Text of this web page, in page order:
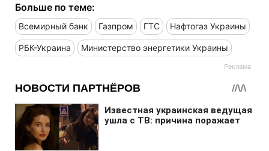
Больше по теме:
Всемирный банк Газпром ГТС Нафтогаз Украины
РБК-Украина Министерство энергетики Украины